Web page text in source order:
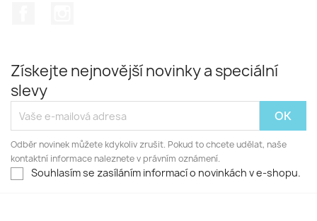
Získejte nejnovější novinky a speciální
slevy
Odběr novinek můžete kdykoliv zrušit. Pokud to chcete udělat, naše
kontaktní informace naleznete v právním oznámení.
Souhlasím se zasíláním informací o novinkách v e-shopu.